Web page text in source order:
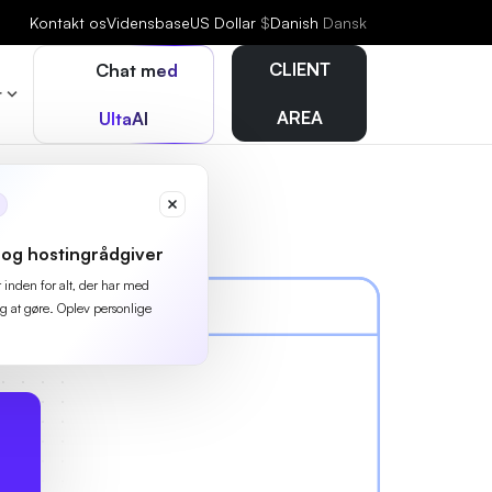
Kontakt osVidensbaseUS Dollar $Danish Dansk
Chat med
UltaAI
hostingrådgiver
for alt, der har med
at gøre. Oplev personlige
CLIENT
AREA